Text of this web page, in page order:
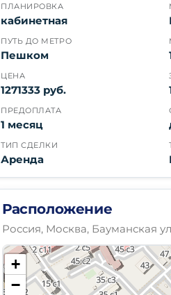
ПЛАНИРОВКА
кабинетная
ПУТЬ ДО МЕТРО
Пешком
ЦЕНА
1271333 руб.
ПРЕДОПЛАТА
1 месяц
ТИП СДЕЛКИ
Аренда
Расположение
Россия, Москва, Бауманская
+
−